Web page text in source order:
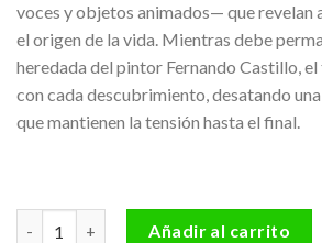
voces y objetos animados— que revelan
el origen de la vida. Mientras debe
heredada del pintor Fernando Castillo,
con cada descubrimiento, desatando
que mantienen la tensión hasta el final.
Añadir al carrito